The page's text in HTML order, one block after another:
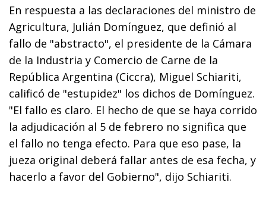
En respuesta a las declaraciones del ministro de
Agricultura, Julián Domínguez, que definió al
fallo de "abstracto", el presidente de la Cámara
de la Industria y Comercio de Carne de la
República Argentina (Ciccra), Miguel Schiariti,
calificó de "estupidez" los dichos de Domínguez.
"El fallo es claro. El hecho de que se haya corrido
la adjudicación al 5 de febrero no significa que
el fallo no tenga efecto. Para que eso pase, la
jueza original deberá fallar antes de esa fecha, y
hacerlo a favor del Gobierno", dijo Schiariti.